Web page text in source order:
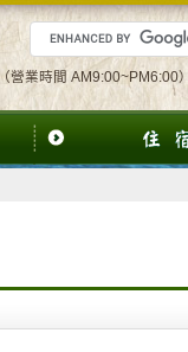
（營業時間 AM9:00~PM6:00）